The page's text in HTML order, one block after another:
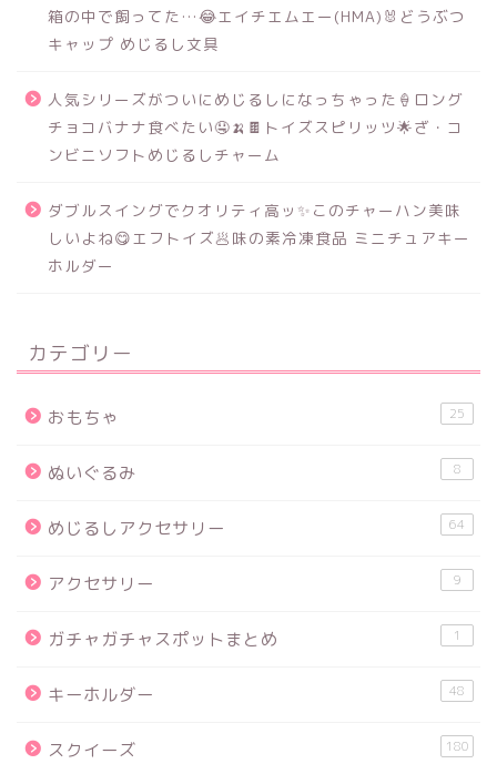
箱の中で飼ってた…😂エイチエムエー(HMA)🐰どうぶつ
キャップ めじるし文具
人気シリーズがついにめじるしになっちゃった🍦ロング
チョコバナナ食べたい🤤🍌🍫トイズスピリッツ🌟ざ・コ
ンビニソフトめじるしチャーム
ダブルスイングでクオリティ高ッ✨このチャーハン美味
しいよね😋エフトイズ🥟味の素冷凍食品 ミニチュアキー
ホルダー
カテゴリー
おもちゃ 25
ぬいぐるみ 8
めじるしアクセサリー 64
アクセサリー 9
ガチャガチャスポットまとめ 1
キーホルダー 48
スクイーズ 180